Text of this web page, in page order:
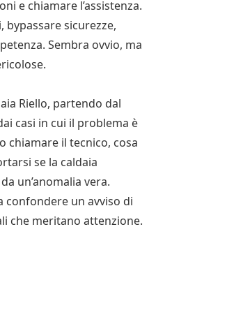
e chiamare l’assistenza.
sicurezze,
Sembra ovvio, ma
Riello, partendo dal
casi in cui il problema è
chiamare il tecnico, cosa
se la caldaia
un’anomalia vera.
confondere un avviso di
che meritano attenzione.